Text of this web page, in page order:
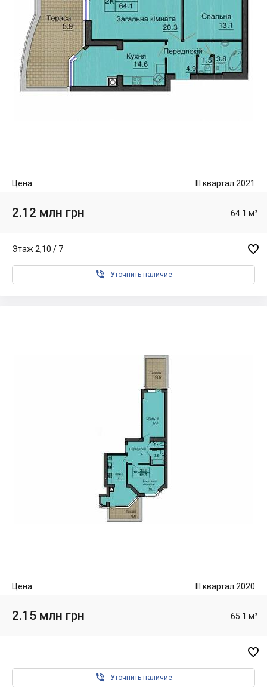
Цена: III квартал 2021
2.12 млн грн 64.1 м²
Этаж 2,10 / 7 
 Уточнить наличие
Цена: III квартал 2020
2.15 млн грн 65.1 м²

 Уточнить наличие